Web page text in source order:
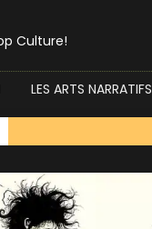
Culture!
LES ARTS NARRATIFS